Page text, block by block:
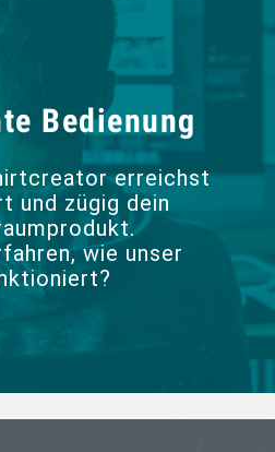
Bedienung
erreichst
und zügig dein
wie unser